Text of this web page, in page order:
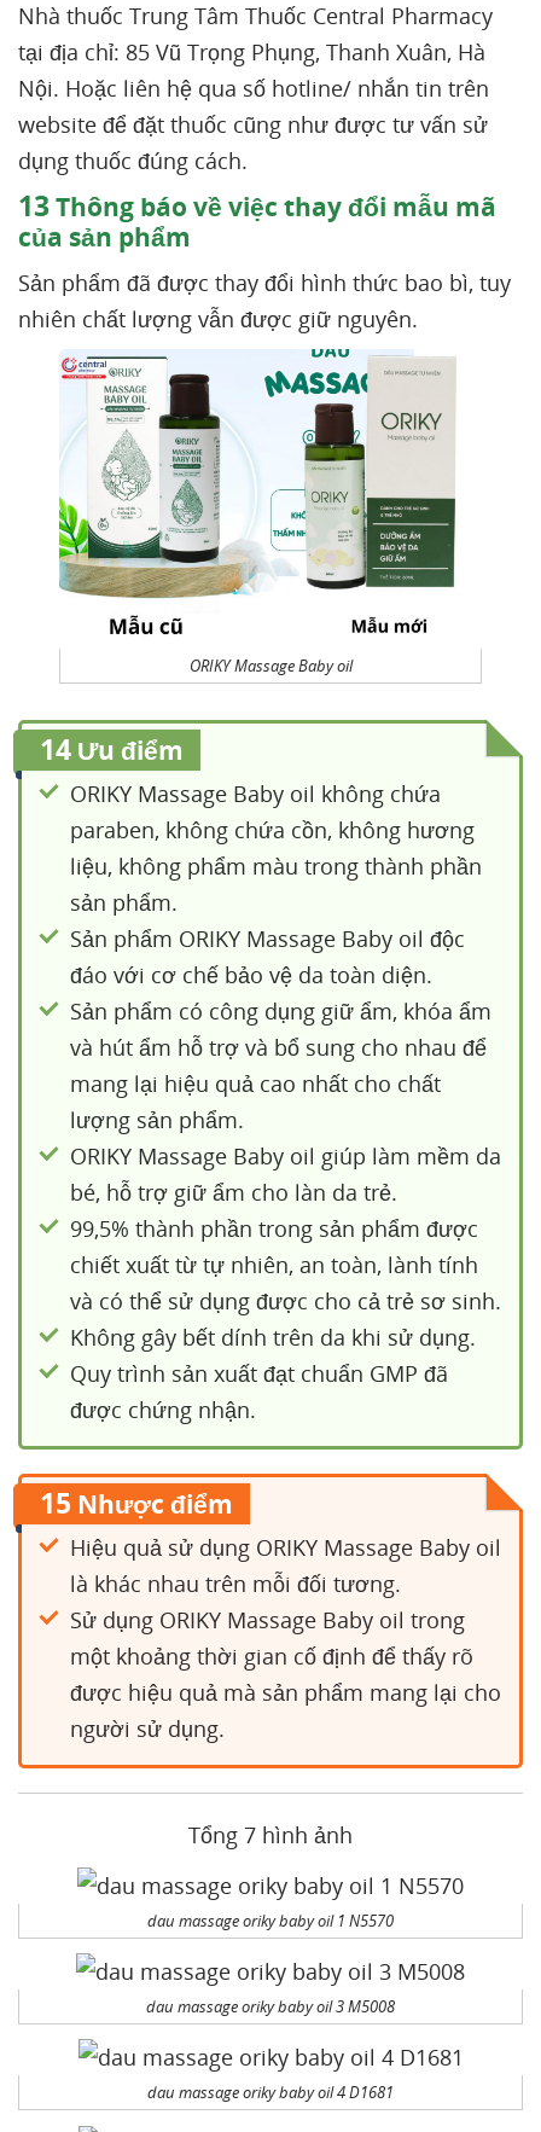
Nhà thuốc Trung Tâm Thuốc Central Pharmacy
tại địa chỉ: 85 Vũ Trọng Phụng, Thanh Xuân, Hà
Nội. Hoặc liên hệ qua số hotline/ nhắn tin trên
website để đặt thuốc cũng như được tư vấn sử
dụng thuốc đúng cách.
13Thông báo về việc thay đổi mẫu mã
của sản phẩm
Sản phẩm đã được thay đổi hình thức bao bì, tuy
nhiên chất lượng vẫn được giữ nguyên.
ORIKY Massage Baby oil
14 Ưu điểm
ORIKY Massage Baby oil không chứa
paraben, không chứa cồn, không hương
liệu, không phẩm màu trong thành phần
sản phẩm.
Sản phẩm ORIKY Massage Baby oil độc
đáo với cơ chế bảo vệ da toàn diện.
Sản phẩm có công dụng giữ ẩm, khóa ẩm
và hút ẩm hỗ trợ và bổ sung cho nhau để
mang lại hiệu quả cao nhất cho chất
lượng sản phẩm.
ORIKY Massage Baby oil giúp làm mềm da
bé, hỗ trợ giữ ẩm cho làn da trẻ.
99,5% thành phần trong sản phẩm được
chiết xuất từ tự nhiên, an toàn, lành tính
và có thể sử dụng được cho cả trẻ sơ sinh.
Không gây bết dính trên da khi sử dụng.
Quy trình sản xuất đạt chuẩn GMP đã
được chứng nhận.
15 Nhược điểm
Hiệu quả sử dụng ORIKY Massage Baby oil
là khác nhau trên mỗi đối tương.
Sử dụng ORIKY Massage Baby oil trong
một khoảng thời gian cố định để thấy rõ
được hiệu quả mà sản phẩm mang lại cho
người sử dụng.
Tổng 7 hình ảnh
dau massage oriky baby oil 1 N5570
dau massage oriky baby oil 3 M5008
dau massage oriky baby oil 4 D1681